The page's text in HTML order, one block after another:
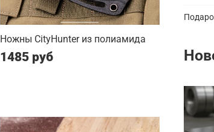
Ножны CityHunter из полиамида
1485 руб